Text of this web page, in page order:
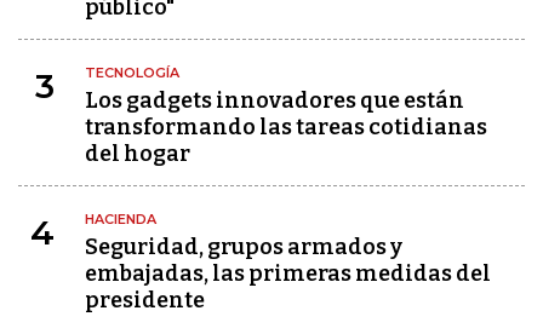
público"
3 TECNOLOGÍA
Los gadgets innovadores que están
transformando las tareas cotidianas
del hogar
4 HACIENDA
Seguridad, grupos armados y
embajadas, las primeras medidas del
presidente